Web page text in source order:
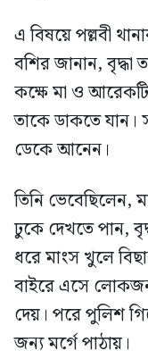
এ বিষয়ে পল্লবী
বশির জানান, বৃদ্ধা
কক্ষে মা ও
তাকে ডাকতে যান।
ডেকে আনেন।
তিনি ভেবেছিলেন,
ঢুকে দেখতে পান,
ধরে মাংস খুলে
বাইরে এসে
দেয়। পরে পুলিশ
জন্য মর্গে পাঠায়।